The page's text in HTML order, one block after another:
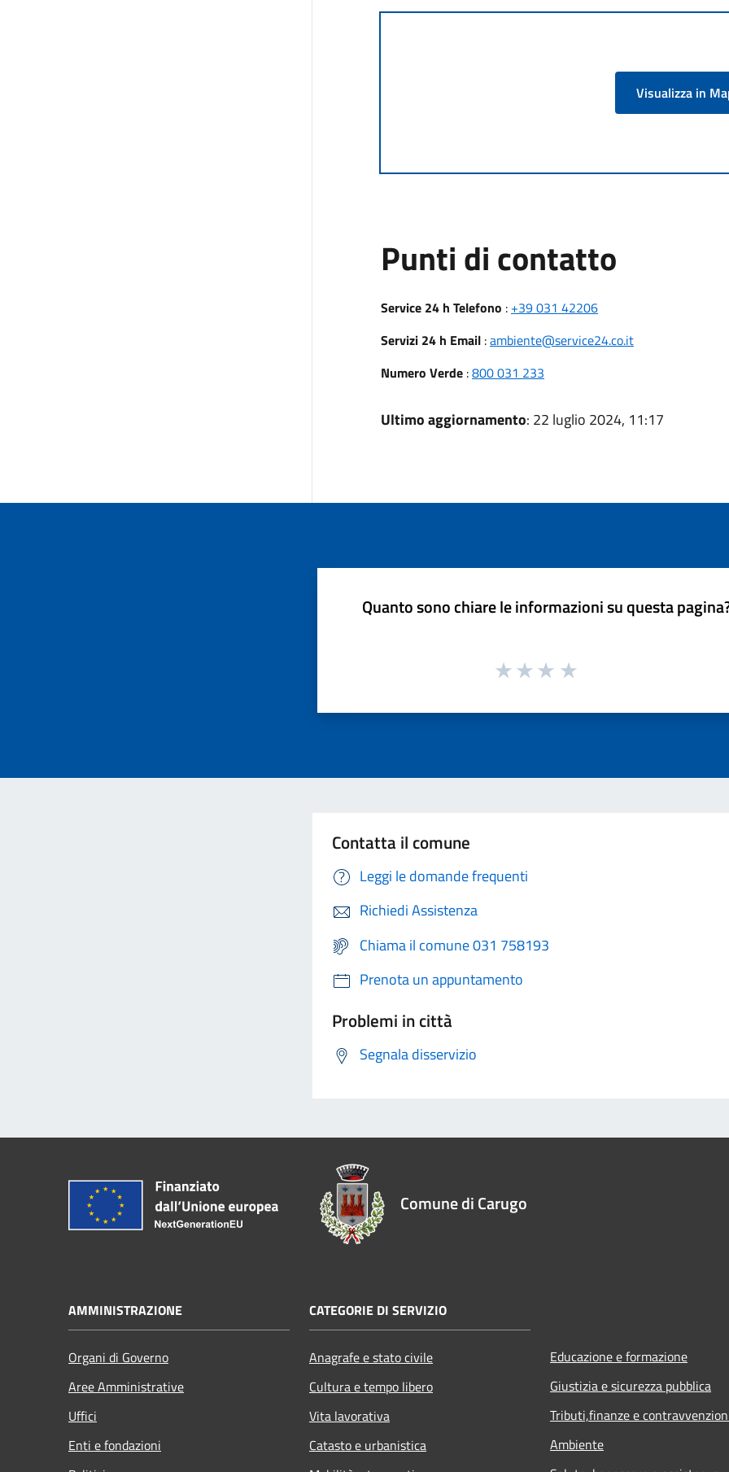
Visualizza in
Punti di contatto
Service 24 h Telefono : +39 031 42206
Servizi 24 h Email:ambiente@service24.co.it
Numero Verde:800 031 233
Ultimo aggiornamento: 22 luglio 2024, 11:17
Quanto sono chiare le informazioni su questa
Contatta il comune
Leggi le domande frequenti
Richiedi Assistenza
Chiama il comune 031 758193
Prenota un appuntamento
Problemi in città
Segnala disservizio
Comune di Carugo
AMMINISTRAZIONE
Organi di Governo
Aree Amministrative
Uffici
Enti e fondazioni
CATEGORIE DI SERVIZIO
Anagrafe e stato civile
Cultura e tempo libero
Vita lavorativa
Catasto e urbanistica
Educazione e formazione
Giustizia e sicurezza pubblica
Tributi,finanze e
Ambiente